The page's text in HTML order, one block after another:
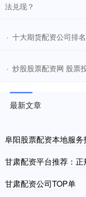
法兑现？
· 十大期货配资公司排
· 炒股股票配资网 股票
最新文章
阜阳股票配资本地服务
甘肃配资平台推荐：
甘肃配资公司TOP单